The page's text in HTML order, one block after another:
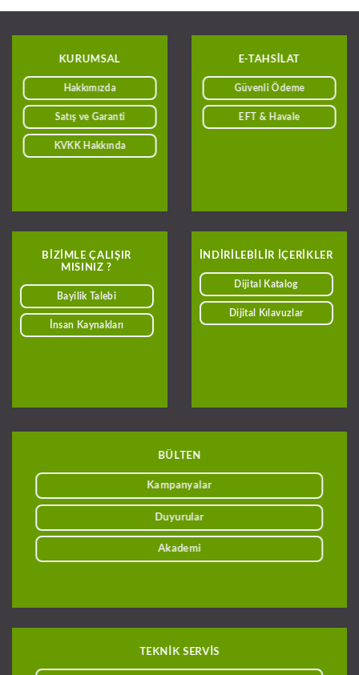
KURUMSAL
Hakkımızda
Satış ve Garanti
KVKK Hakkında
BIZIMLE ÇALIŞIR
MISINIZ ?
Bayilik Talebi
İnsan Kaynakları
E-TAHSILAT
Güvenli Ödeme
EFT & Havale
INDIRILEBILIR IÇERIKLER
Dijital Katalog
Dijital Kılavuzlar
BÜLTEN
Kampanyalar
Duyurular
Akademi
TEKNİK SERVİS